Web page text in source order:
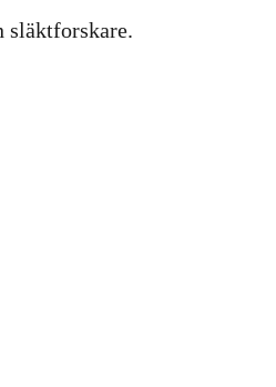
släktforskare.